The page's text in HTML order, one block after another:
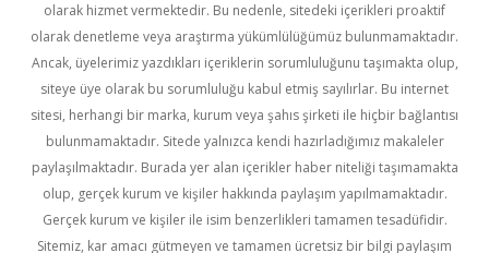
olarak hizmet vermektedir. Bu nedenle, sitedeki içerikleri proaktif
olarak denetleme veya araştırma yükümlülüğümüz bulunmamaktadır.
Ancak, üyelerimiz yazdıkları içeriklerin sorumluluğunu taşımakta olup,
siteye üye olarak bu sorumluluğu kabul etmiş sayılırlar. Bu internet
sitesi, herhangi bir marka, kurum veya şahıs şirketi ile hiçbir bağlantısı
bulunmamaktadır. Sitede yalnızca kendi hazırladığımız makaleler
paylaşılmaktadır. Burada yer alan içerikler haber niteliği taşımamakta
olup, gerçek kurum ve kişiler hakkında paylaşım yapılmamaktadır.
Gerçek kurum ve kişiler ile isim benzerlikleri tamamen tesadüfidir.
Sitemiz, kar amacı gütmeyen ve tamamen ücretsiz bir bilgi paylaşım